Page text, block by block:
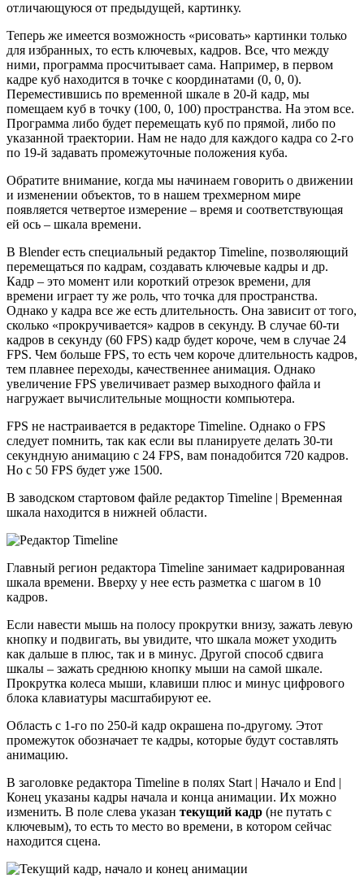
отличающуюся от предыдущей, картинку.
Теперь же имеется возможность «рисовать» картинки только
для избранных, то есть ключевых, кадров. Все, что между
ними, программа просчитывает сама. Например, в первом
кадре куб находится в точке с координатами (0, 0, 0).
Переместившись по временной шкале в 20-й кадр, мы
помещаем куб в точку (100, 0, 100) пространства. На этом все.
Программа либо будет перемещать куб по прямой, либо по
указанной траектории. Нам не надо для каждого кадра со 2-го
по 19-й задавать промежуточные положения куба.
Обратите внимание, когда мы начинаем говорить о движении
и изменении объектов, то в нашем трехмерном мире
появляется четвертое измерение – время и соответствующая
ей ось – шкала времени.
В Blender есть специальный редактор Timeline, позволяющий
перемещаться по кадрам, создавать ключевые кадры и др.
Кадр – это момент или короткий отрезок времени, для
времени играет ту же роль, что точка для пространства.
Однако у кадра все же есть длительность. Она зависит от того,
сколько «прокручивается» кадров в секунду. В случае 60-ти
кадров в секунду (60 FPS) кадр будет короче, чем в случае 24
FPS. Чем больше FPS, то есть чем короче длительность кадров,
тем плавнее переходы, качественнее анимация. Однако
увеличение FPS увеличивает размер выходного файла и
нагружает вычислительные мощности компьютера.
FPS не настраивается в редакторе Timeline. Однако о FPS
следует помнить, так как если вы планируете делать 30-ти
секундную анимацию с 24 FPS, вам понадобится 720 кадров.
Но с 50 FPS будет уже 1500.
В заводском стартовом файле редактор Timeline | Временная
шкала находится в нижней области.
Главный регион редактора Timeline занимает кадрированная
шкала времени. Вверху у нее есть разметка с шагом в 10
кадров.
Если навести мышь на полосу прокрутки внизу, зажать левую
кнопку и подвигать, вы увидите, что шкала может уходить
как дальше в плюс, так и в минус. Другой способ сдвига
шкалы – зажать среднюю кнопку мыши на самой шкале.
Прокрутка колеса мыши, клавиши плюс и минус цифрового
блока клавиатуры масштабируют ее.
Область с 1-го по 250-й кадр окрашена по-другому. Этот
промежуток обозначает те кадры, которые будут составлять
анимацию.
В заголовке редактора Timeline в полях Start | Начало и End |
Конец указаны кадры начала и конца анимации. Их можно
изменить. В поле слева указан текущий кадр (не путать с
ключевым), то есть то место во времени, в котором сейчас
находится сцена.